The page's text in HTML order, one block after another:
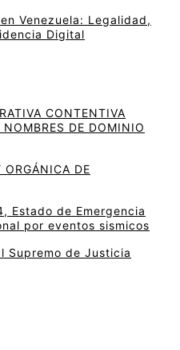
Venezuela: Legalidad,
Digital
CONTENTIVA
DE DOMINIO
ORGÁNICA DE
Estado de Emergencia
por eventos sismicos
Supremo de Justicia